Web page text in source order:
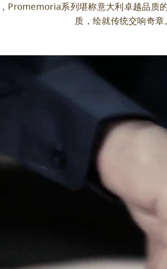
Promemoria系列堪称意大利卓越品质
质，绘就传统交响奇章。